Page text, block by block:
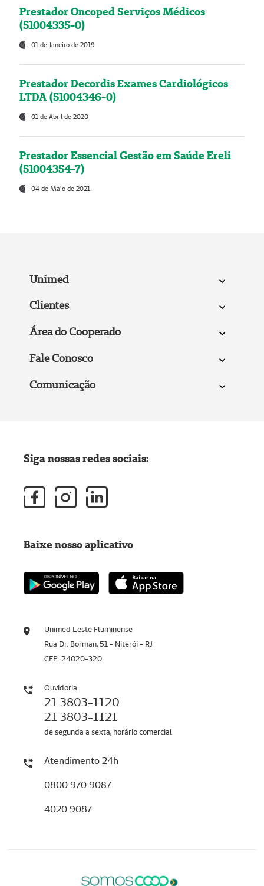
Prestador Oncoped Serviços Médicos
(51004335-0)
01 de Janeiro de 2019
Prestador Decordis Exames Cardiológicos
LTDA (51004346-0)
01 de Abril de 2020
Prestador Essencial Gestão em Saúde Ereli
(51004354-7)
04 de Maio de 2021
Unimed
Clientes
Área do Cooperado
Fale Conosco
Comunicação
Unimed Leste Fluminense
Rua Dr. Borman, 51 - Niterói - RJ
CEP: 24020-320
Ouvidoria
21 3803-1120
21 3803-1121
de segunda a sexta, horário comercial
Atendimento 24h
0800 970 9087
4020 9087
Siga nossas redes sociais:
Baixe nosso aplicativo